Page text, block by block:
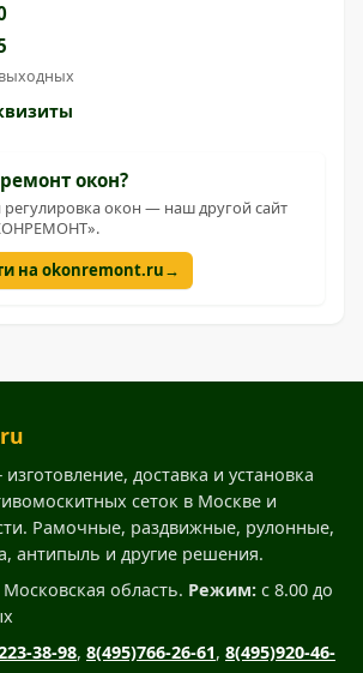
выходных
окон?
окон — наш другой сайт
на okonremont.ru→
доставка и установка
сеток в Москве и
Рамочные, раздвижные, рулонные,
антипыль и другие решения.
область. Режим: с 8.00 до
38-98, 8(495)766-26-61, 8(495)920-46-